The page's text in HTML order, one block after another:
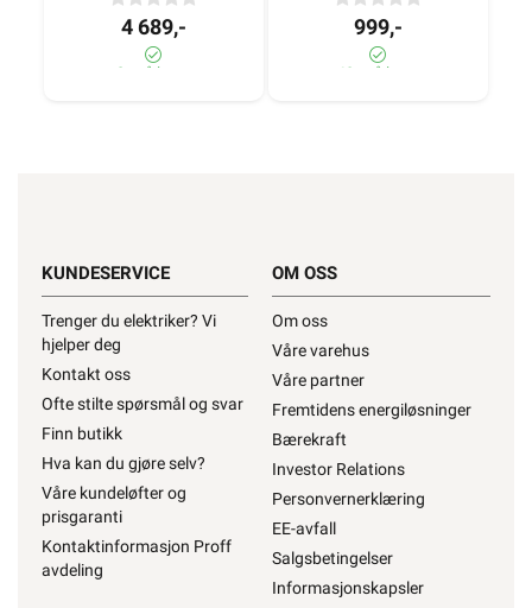
4 689,-
2± på lager
999,-
60+ på lager
KUNDESERVICE
Trenger du elektriker? Vi
hjelper deg
Kontakt oss
Ofte stilte spørsmål og svar
Finn butikk
Hva kan du gjøre selv?
Våre kundeløfter og
prisgaranti
Kontaktinformasjon Proff
avdeling
OM OSS
Om oss
Våre varehus
Våre partner
Fremtidens energiløsninger
Bærekraft
Investor Relations
Personvernerklæring
EE-avfall
Salgsbetingelser
Informasjonskapsler